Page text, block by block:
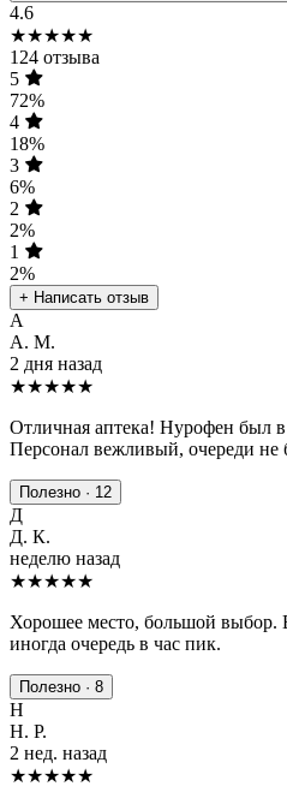
4.6
★★★★★
124 отзыва
5
72%
4
18%
3
6%
2
2%
1
2%
+ Написать отзыв
А
А. М.
2 дня назад
★★★★★
Отличная аптека! Нурофен был
Персонал вежливый, очереди не
Полезно · 12
Д
Д. К.
неделю назад
★★★★★
Хорошее место, большой
иногда очередь в час пик.
Полезно · 8
Н
Н. Р.
2 нед. назад
★★★★★